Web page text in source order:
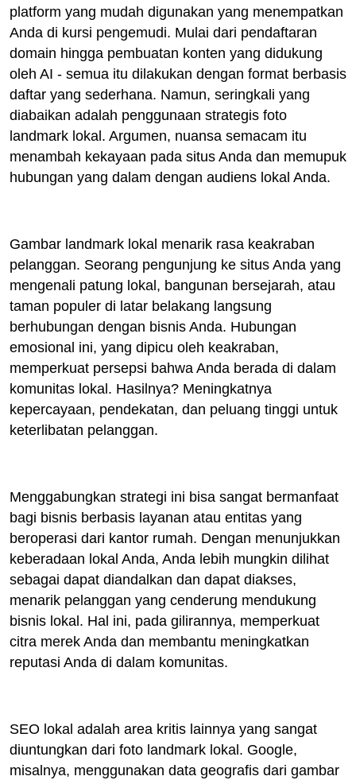
platform yang mudah digunakan yang menempatkan
Anda di kursi pengemudi. Mulai dari pendaftaran
domain hingga pembuatan konten yang didukung
oleh AI - semua itu dilakukan dengan format berbasis
daftar yang sederhana. Namun, seringkali yang
diabaikan adalah penggunaan strategis foto
landmark lokal. Argumen, nuansa semacam itu
menambah kekayaan pada situs Anda dan memupuk
hubungan yang dalam dengan audiens lokal Anda.
Gambar landmark lokal menarik rasa keakraban
pelanggan. Seorang pengunjung ke situs Anda yang
mengenali patung lokal, bangunan bersejarah, atau
taman populer di latar belakang langsung
berhubungan dengan bisnis Anda. Hubungan
emosional ini, yang dipicu oleh keakraban,
memperkuat persepsi bahwa Anda berada di dalam
komunitas lokal. Hasilnya? Meningkatnya
kepercayaan, pendekatan, dan peluang tinggi untuk
keterlibatan pelanggan.
Menggabungkan strategi ini bisa sangat bermanfaat
bagi bisnis berbasis layanan atau entitas yang
beroperasi dari kantor rumah. Dengan menunjukkan
keberadaan lokal Anda, Anda lebih mungkin dilihat
sebagai dapat diandalkan dan dapat diakses,
menarik pelanggan yang cenderung mendukung
bisnis lokal. Hal ini, pada gilirannya, memperkuat
citra merek Anda dan membantu meningkatkan
reputasi Anda di dalam komunitas.
SEO lokal adalah area kritis lainnya yang sangat
diuntungkan dari foto landmark lokal. Google,
misalnya, menggunakan data geografis dari gambar